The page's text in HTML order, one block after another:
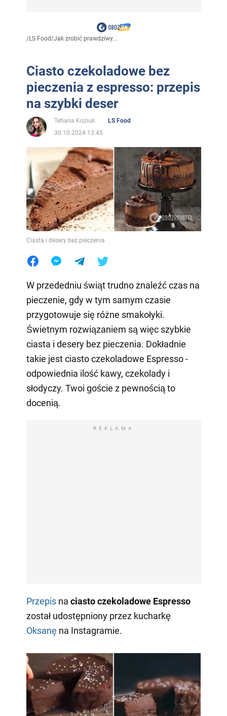
/LS Food/Jak zrobić prawdziwy...
Ciasto czekoladowe bez
pieczenia z espresso: przepis
na szybki deser
Tetiana Koziuk
LS Food
30.10.2024 13:45
Ciasta i desery bez pieczenia
W przededniu świąt trudno znaleźć czas na
pieczenie, gdy w tym samym czasie
przygotowuje się różne smakołyki.
Świetnym rozwiązaniem są więc szybkie
ciasta i desery bez pieczenia. Dokładnie
takie jest ciasto czekoladowe Espresso -
odpowiednia ilość kawy, czekolady i
słodyczy. Twoi goście z pewnością to
docenią.
REKLAMA
Przepisna ciasto czekoladowe Espresso
został udostępniony przez kucharkę
Oksanęna Instagramie.